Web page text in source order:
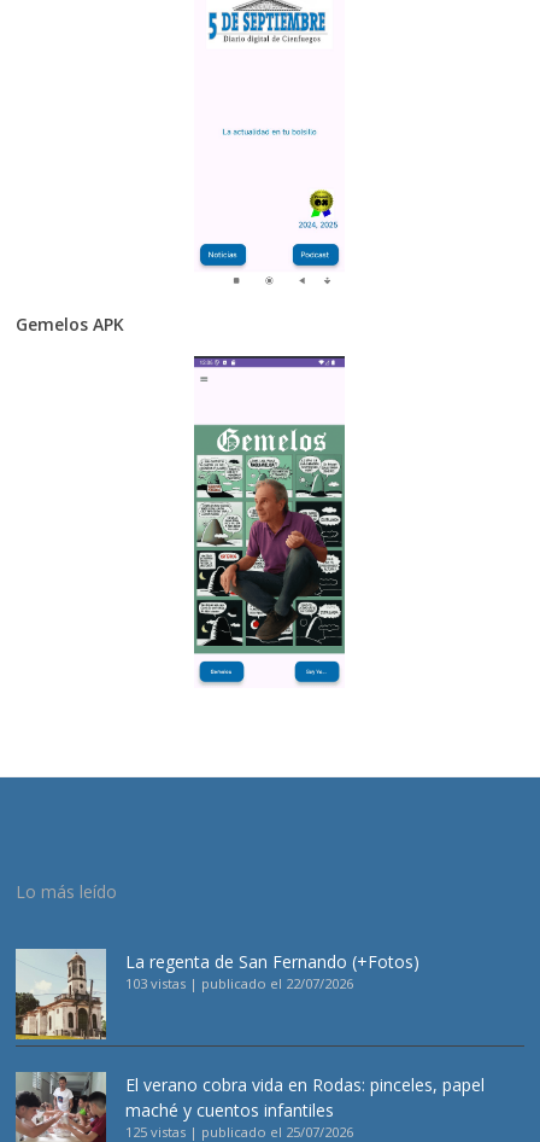
Gemelos APK
Lo más leído
La regenta de San Fernando (+Fotos)
103 vistas | publicado el 22/07/2026
El verano cobra vida en Rodas: pinceles, papel
maché y cuentos infantiles
125 vistas | publicado el 25/07/2026